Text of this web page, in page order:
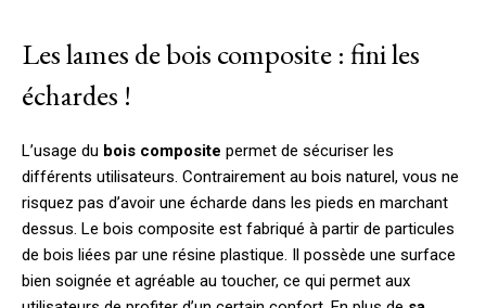
Les lames de bois composite : fini les
échardes !
L’usage du bois composite permet de sécuriser les
différents utilisateurs. Contrairement au bois naturel, vous ne
risquez pas d’avoir une écharde dans les pieds en marchant
dessus. Le bois composite est fabriqué à partir de particules
de bois liées par une résine plastique. Il possède une surface
bien soignée et agréable au toucher, ce qui permet aux